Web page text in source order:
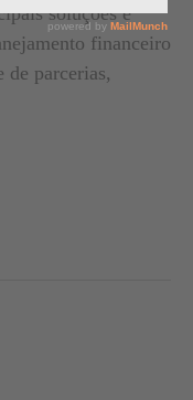
soluções e
financeiro
de parcerias,